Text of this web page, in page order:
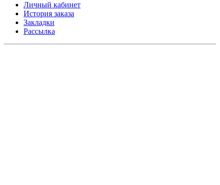
Личный кабинет
История заказа
Закладки
Рассылка